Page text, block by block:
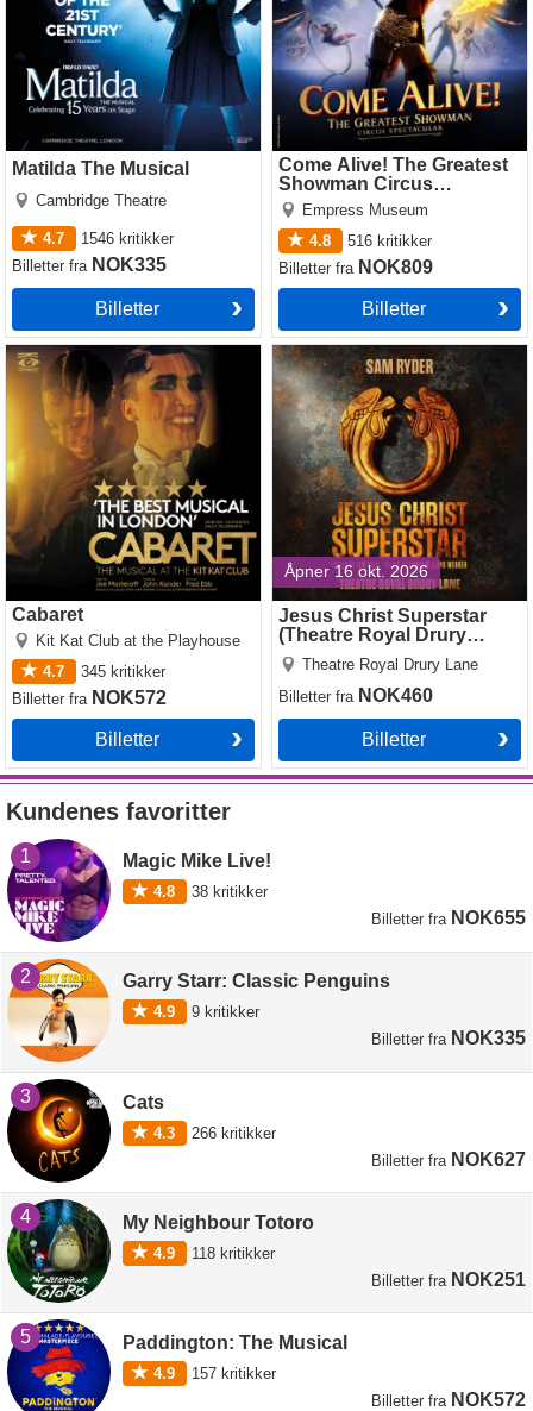
Matilda The Musical
Cambridge Theatre
4.7 1546 kritikker
Billetterfra NOK335
Billetter
Come Alive! The Greatest
Showman Circus
Spectacular
Empress Museum
4.8
516 kritikker
Billetterfra NOK809
Billetter
Cabaret
Kit Kat Club at the Playhouse
4.7
345 kritikker
Billetterfra NOK572
Billetter
Cabaret
Åpner 16 okt. 2026
Jesus Christ Superstar
(Theatre Royal Drury
Lane)
Theatre Royal Drury Lane
Billetterfra NOK460
Billetter
Jesus Christ Superstar
(Theatre Royal Drury Lane)
Kundenes favoritter
1 Magic Mike Live!
4.8 38 kritikker
Billetter fra NOK655
2 Garry Starr: Classic Penguins
4.9 9 kritikker
Billetter fra NOK335
3 Cats
4.3 266 kritikker
Billetter fra NOK627
4 My Neighbour Totoro
4.9 118 kritikker
Billetter fra NOK251
5 Paddington: The Musical
4.9 157 kritikker
Billetter fra NOK572